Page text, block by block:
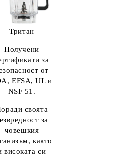
Тритан
Получени
за
от
EFSA, UL и
NSF 51.
своята
за
човешкия
както
високата си